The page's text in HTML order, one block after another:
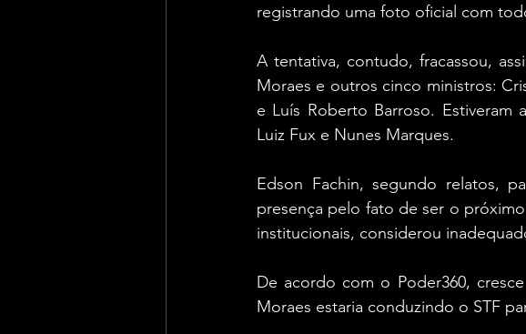
registrando uma foto oficial com
A tentativa, contudo, fracassou,
Moraes e outros cinco ministros:
e Luís Roberto Barroso. Estiveram
Luiz Fux e Nunes Marques.
Edson Fachin, segundo relatos,
presença pelo fato de ser o
institucionais, considerou
De acordo com o Poder360,
Moraes estaria conduzindo o STF